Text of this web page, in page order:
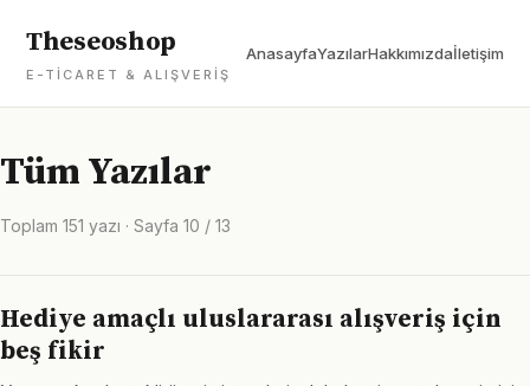
Theseoshop
E-TICARET & ALIŞVERIŞ
AnasayfaYazılarHakkımızdaİletişim
Tüm Yazılar
Toplam 151 yazı · Sayfa 10 / 13
Hediye amaçlı uluslararası alışveriş için
beş fikir